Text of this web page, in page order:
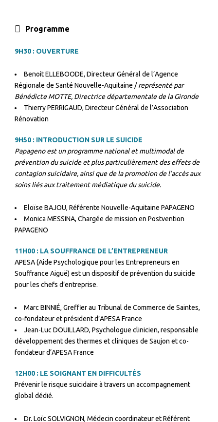
Programme
9H30 : OUVERTURE
Benoit ELLEBOODE, Directeur Général de l’Agence
Régionale de Santé Nouvelle-Aquitaine /représenté par
Bénédicte MOTTE, Directrice départementale de la Gironde
Thierry PERRIGAUD, Directeur Général de l’Association
Rénovation
9H50 : INTRODUCTION SUR LE SUICIDE
Papageno est un programme national et multimodal de
prévention du suicide et plus particulièrement des effets de
contagion suicidaire, ainsi que de la promotion de l’accès aux
soins liés aux traitement médiatique du suicide.
Eloïse BAJOU, Référente Nouvelle-Aquitaine PAPAGENO
Monica MESSINA, Chargée de mission en Postvention
PAPAGENO
11H00 : LA SOUFFRANCE DE L’ENTREPRENEUR
APESA (Aide Psychologique pour les Entrepreneurs en
Souffrance Aiguë) est un dispositif de prévention du suicide
pour les chefs d’entreprise.
Marc BINNIÉ, Greffier au Tribunal de Commerce de Saintes,
co-fondateur et président d’APESA France
Jean-Luc DOUILLARD, Psychologue clinicien, responsable
développement des thermes et cliniques de Saujon et co-
fondateur d’APESA France
12H00 : LE SOIGNANT EN DIFFICULTÉS
Prévenir le risque suicidaire à travers un accompagnement
global dédié.
Dr. Loïc SOLVIGNON, Médecin coordinateur et Référent